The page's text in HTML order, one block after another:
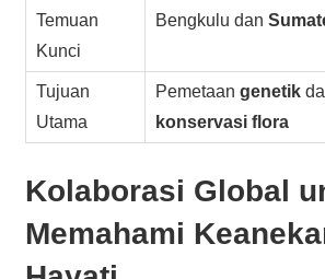
Temuan
Kunci
Bengkulu dan
Tujuan
Utama
Pemetaangenetik
konservasi flora
Kolaborasi Global
Memahami